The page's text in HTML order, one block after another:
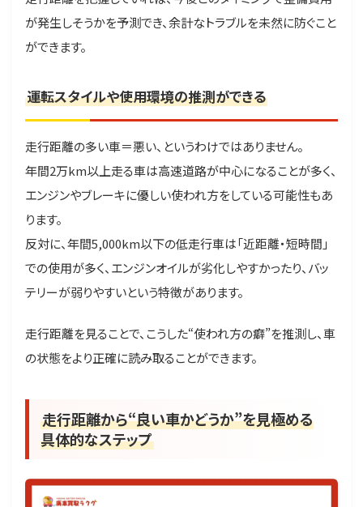
が発生しそうかを予測でき、余計なトラブルを未然に防ぐこと
ができます。
運転スタイルや使用環境の推測ができる
走行距離の多い車＝悪い、というわけではありません。
年間2万km以上走る車は高速道路が中心になることが多く、
エンジンやブレーキに優しい使われ方をしている可能性もあ
ります。
反対に、年間5,000km以下の低走行車は「近距離・短時間」
での使用が多く、エンジンオイルが劣化しやすかったり、バッ
テリーが弱りやすいという特徴があります。
走行距離を見ることで、こうした“使われ方の癖”を推測し、車
の状態をより正確に読み取ることができます。
走行距離から“良い車かどうか”を見極める
具体的なステップ